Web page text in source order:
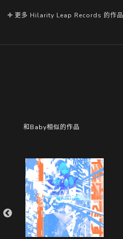
更多 Hilarity Leap Records 的作品
和Baby相似的作品